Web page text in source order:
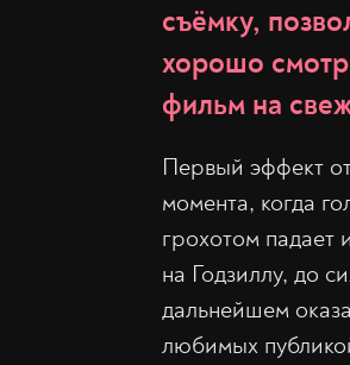
съёмку,
хорошо
фильм на
Первый эффект
момента, когда
грохотом падает
на Годзиллу, до
дальнейшем
любимых